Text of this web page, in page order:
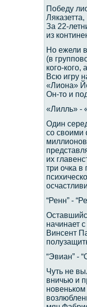
Победу
За 22-
из
Но ежели
(в
кого-кого,
Всю игру
«Лиона»
Он-то и
«Лилль» -
Один
со своими
их
три очка в
“Ренн” -
начинает
Винсент
“Эвиан” -
Чуть не
вничью и